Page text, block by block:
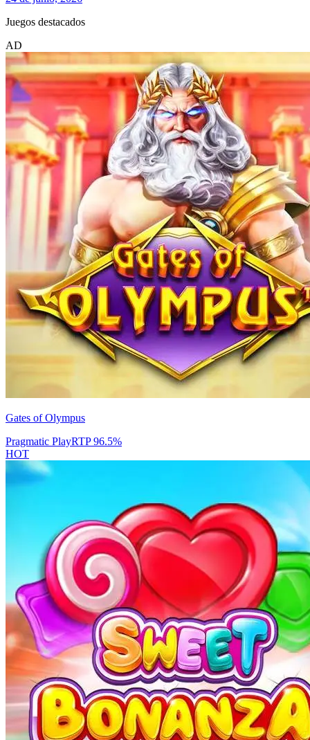
Juegos destacados
AD
Gates of Olympus
Pragmatic PlayRTP96.5%
HOT